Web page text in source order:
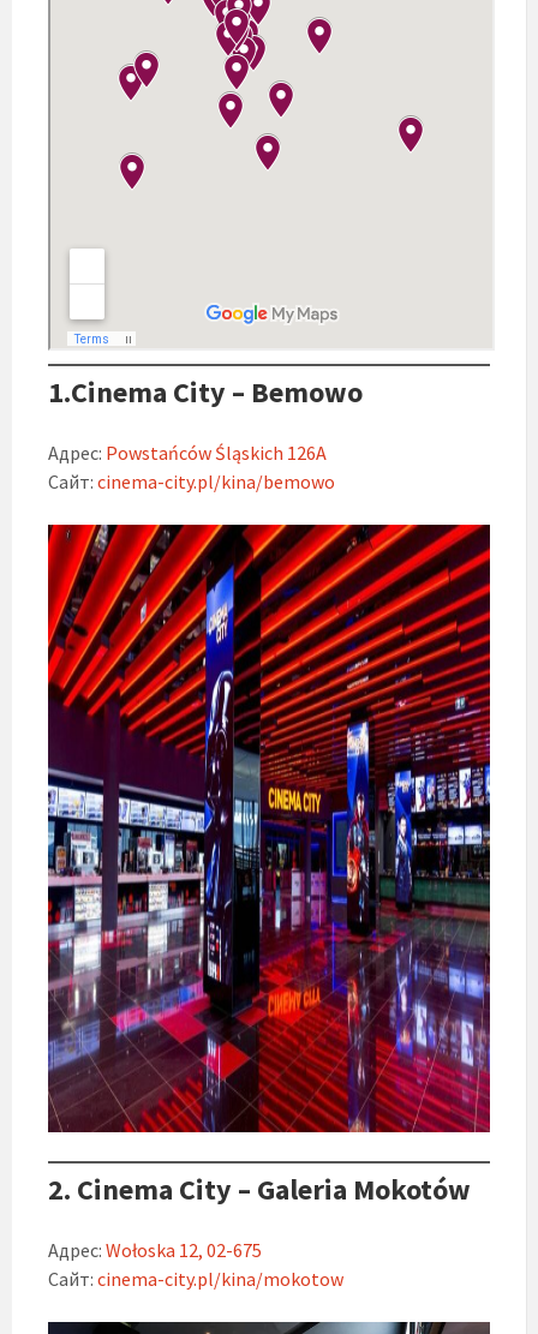
1.Cinema City – Bemowo
Адрес: Powstańców Śląskich 126A
Сайт: cinema-city.pl/kina/bemowo
2. Cinema City – Galeria Mokotów
Адрес: Wołoska 12, 02-675
Сайт: cinema-city.pl/kina/mokotow